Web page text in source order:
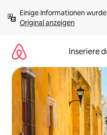
Inhalten
springenOriginal anzeigen
Inseriere